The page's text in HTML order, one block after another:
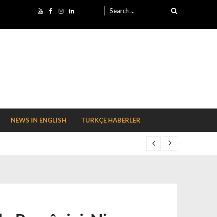
Search for:
NEWS IN ENGLISH TÜRKÇE HABERLER